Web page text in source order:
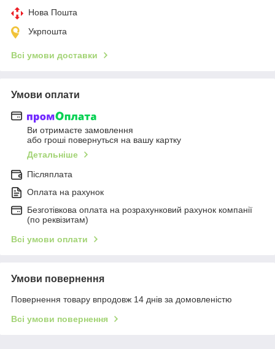
Нова Пошта
Укрпошта
Всі умови доставки
Умови оплати
Ви отримаєте замовлення
або гроші повернуться на вашу картку
Детальніше
Післяплата
Оплата на рахунок
Безготівкова оплата на розрахунковий рахунок компанії
(по реквізитам)
Всі умови оплати
Умови повернення
Повернення товару впродовж 14 днів за домовленістю
Всі умови повернення